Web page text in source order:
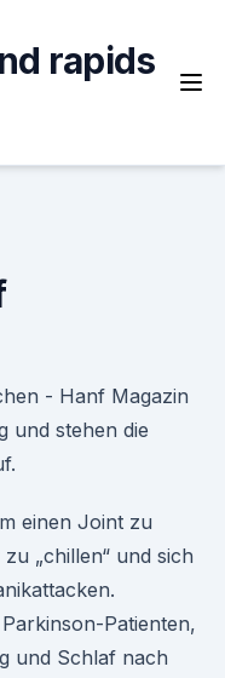
rapids
- Hanf Magazin
und stehen die
einen Joint zu
„chillen“ und sich
Patienten,
und Schlaf nach